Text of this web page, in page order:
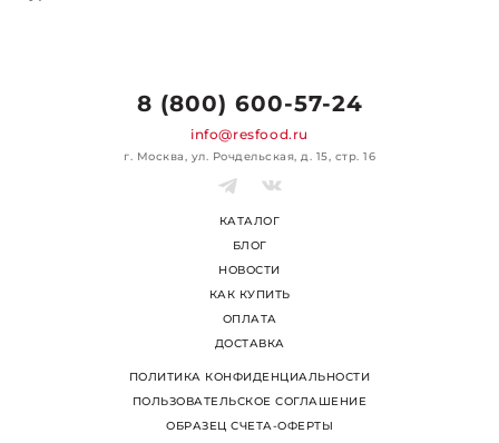
КАТАЛОГ
БЛОГ
НОВОСТИ
КАК КУПИТЬ
ОПЛАТА
ДОСТАВКА
8 (800) 600-57-24
info@resfood.ru
г. Москва, ул. Рочдельская, д. 15, стр. 16
ПОЛИТИКА КОНФИДЕНЦИАЛЬНОСТИ
ПОЛЬЗОВАТЕЛЬСКОЕ СОГЛАШЕНИЕ
ОБРАЗЕЦ СЧЕТА-ОФЕРТЫ